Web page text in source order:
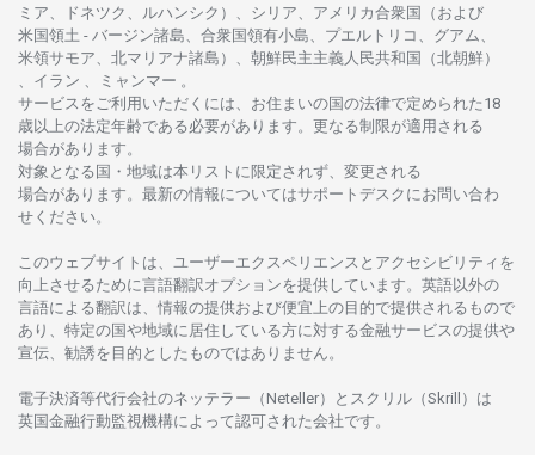
ミア、ドネツク、ルハンシク）、シリア、 アメリカ合衆国 （および
米国領土 - バージン諸島、合衆国領有小島、プエルトリコ、グアム、
米領サモア、 北マリアナ諸島）、 朝鮮民主主義人民共和国 （北朝鮮）
、イラン 、ミャンマー 。
サービスを ご利用いただくには、お住まいの国の法律で定められた 18
歳以上の法定年齢である必要があります。 更なる制限が適用さ れる
場合があります。
対象となる国 ・ 地域は本 リストに限定さ れず、 変更さ れる
場合があります。 最新の情報についてはサポートデスクに お問い合わ
せくださ い。
このウェブサイトは、 ユーザーエクスペリエンスと アクセシビリティを
向上さ せるために言語翻訳オプションを提供しています。 英語以外の
言語に よる翻訳は、 情報の提供および便宜上の目的で提供さ れるもので
あり、 特定の国や地域に 居住している方に対する金融サービスの提供や
宣伝、 勧誘を 目的としたものではありません。
電子決済等代行会社のネッテラー （Neteller）と スクリル （Skrill）は
英国金融行動監視機構に よって認可さ れた会社です。